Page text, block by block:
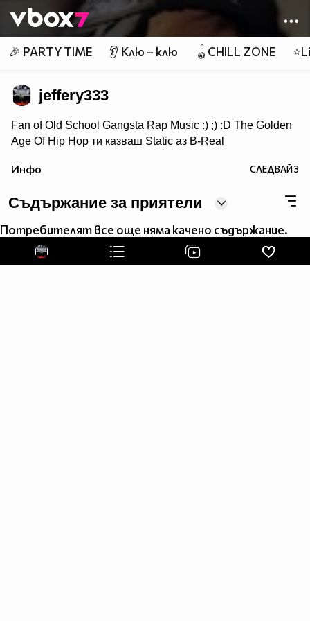
👾
🎉 PARTY TIME 👂 Клю – клю 🪀CHILL ZONE
jeffery333
Fan of Old School Gangsta Rap Music :) ;) :D The Golden
Age Of Hip Hop ти казваш Static аз B-Real
Snoop Doggy Dogg ти казваш Akon аз Eminem ти
Инфо СЛЕДВАЙ3
Съдържание за приятели
Потребителят все още няма качено съдържание.